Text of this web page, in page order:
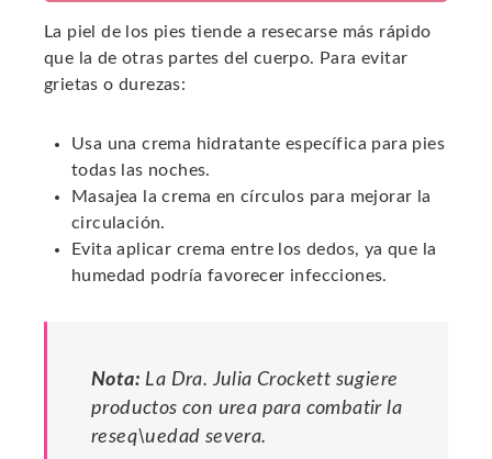
La piel de los pies tiende a resecarse más rápido
que la de otras partes del cuerpo. Para evitar
grietas o durezas:
Usa una crema hidratante específica para pies
todas las noches.
Masajea la crema en círculos para mejorar la
circulación.
Evita aplicar crema entre los dedos, ya que la
humedad podría favorecer infecciones.
Nota: La Dra. Julia Crockett sugiere
productos con urea para combatir la
reseq\uedad severa.